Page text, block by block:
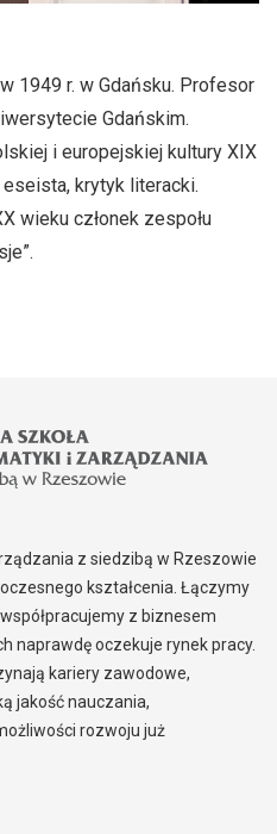
1949 r. w Gdańsku. Profesor
Gdańskim.
i europejskiej kultury XIX
krytyk literacki.
wieku członek zespołu
z siedzibą w Rzeszowie
kształcenia. Łączymy
z biznesem
naprawdę oczekuje rynek pracy.
kariery zawodowe,
jakość nauczania,
rozwoju już